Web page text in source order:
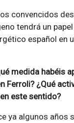
convencidos
tendrá un
español en
medida habéis
Ferroli? ¿Qué
este sentido?
ya algunos años